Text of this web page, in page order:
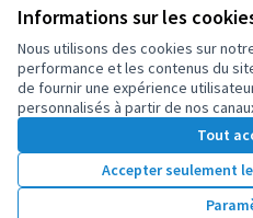
Informations sur les
Nous utilisons des cookies sur
performance et les contenus du
de fournir une expérience
personnalisés à partir de nos
Tout
Accepter seulement
Conditions d'utilisation
Paramètres des cookies
OIDP sur X
(Lien externe)
OIDP sur Facebook
(Lien externe)
OIDP sur YouTube
(Lien externe)
Français
Choose languageChoisir la langue